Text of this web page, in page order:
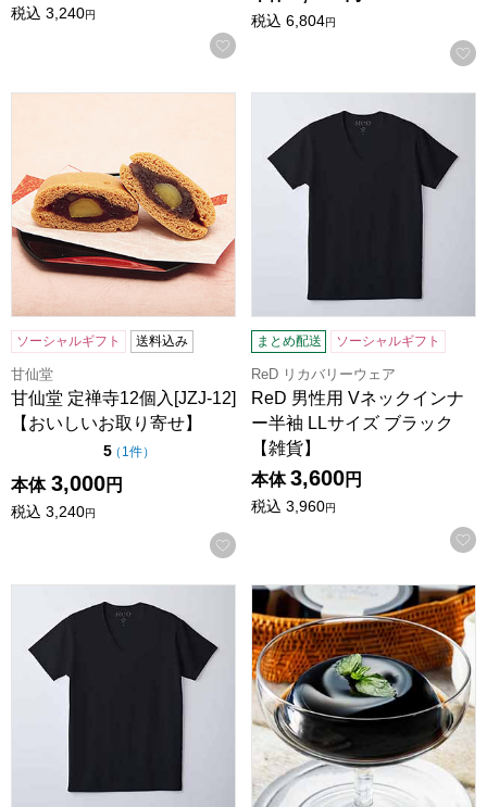
税込 3,240円
お気に入りに登録する
税込 6,804円
ソーシャルギフト 送料込み
甘仙堂
甘仙堂 定禅寺12個入[JZJ-12]
【おいしいお取り寄せ】
5点（5点満点中）
（ 1件の評価
）
本体 3,000円
税込 3,240円
お気に入りに登録する
まとめ配送 ソーシャルギフト
ReD リカバリーウェア
ReD 男性用 Vネックインナ
ー半袖 LLサイズ ブラック
【雑貨】
本体 3,600円
税込 3,960円
ReD 男性用 Vネックインナー半袖 Lサイズ ブラック【雑貨】
ホテルニューオータニ